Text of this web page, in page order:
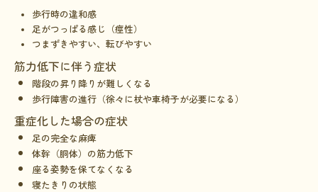
歩行時の違和感
足がつっぱる感じ（痙性）
つまずきやすい、転びやすい
筋力低下に伴う症状
階段の昇り降りが難しくなる
歩行障害の進行（徐々に杖や車椅子が必要になる）
重症化した場合の症状
足の完全な麻痺
体幹（胴体）の筋力低下
座る姿勢を保てなくなる
寝たきりの状態